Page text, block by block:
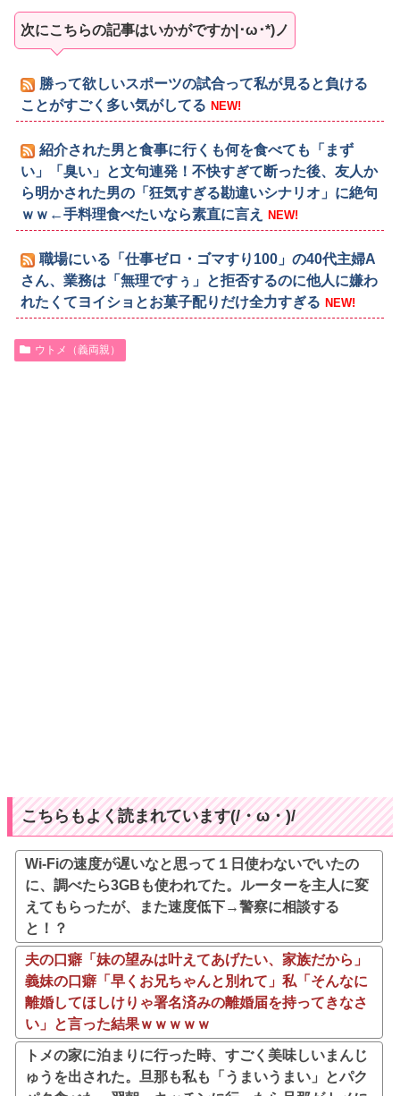
次にこちらの記事はいかがですか|･ω･*)ノ
勝って欲しいスポーツの試合って私が見ると負ける
ことがすごく多い気がしてる NEW!
紹介された男と食事に行くも何を食べても「まず
い」「臭い」と文句連発！不快すぎて断った後、友人か
ら明かされた男の「狂気すぎる勘違いシナリオ」に絶句
ｗｗ←手料理食べたいなら素直に言え
NEW!
職場にいる「仕事ゼロ・ゴマすり100」の40代主婦A
さん、業務は「無理ですぅ」と拒否するのに他人に嫌わ
れたくてヨイショとお菓子配りだけ全力すぎる NEW!
ウトメ（義両親）
こちらもよく読まれています(/・ω・)/
Wi-Fiの速度が遅いなと思って１日使わないでいたの
に、調べたら3GBも使われてた。ルーターを主人に変
えてもらったが、また速度低下→警察に相談する
と！？
夫の口癖「妹の望みは叶えてあげたい、家族だから」
義妹の口癖「早くお兄ちゃんと別れて」私「そんなに
離婚してほしけりゃ署名済みの離婚届を持ってきなさ
い」と言った結果ｗｗｗｗｗ
トメの家に泊まりに行った時、すごく美味しいまんじ
ゅうを出された。旦那も私も「うまいうまい」とパク